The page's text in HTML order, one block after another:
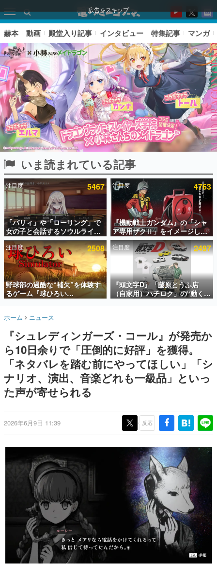
広告をスキップ
ピックアップ
電ファミのいま読まれている記事ランキング
アプリセール情報
インタビュー
連載・特集一覧
殿堂入り記事
SNS拡散数が数千以上！ ページビュー数万以上！ などな
ど。多くの人々に読まれた、電ファミ渾身の“殿堂入り”記
事をまとめました。
名作ゲームクリエイターの方々に製作時のエピソードをお
きます。
赫本
この物語を解いてはいけない。『赫本』は、〈試験問題〉
の形をした短編ホラー小説集です。
新世代に訊く
これからのデジタルゲーム市場を担う若きクリエイター達
ゲーム世代の作家たち
ゲームに多大な影響を受けた作家さんに取材し、ゲームが
日本モバイルゲーム産業史
日本のモバイルゲーム史における主要なトピック・タイト
ルを網羅するほか、開発者へのインタビューや識者による
解説を掲載。約20年の歴史が一望できる決定版！
若ゲのいたり〜ゲームクリエイターの青春〜
『うつヌケ』『ペンと箸』等で知られるマンガ家・田中圭
一先生によるゲーム業界レポートマンガです。
なんでゲームは面白い？
ゲーム開発者・hamatsu氏がゲームの魅力を画面や操作の
具体的な形から解き明かしていく、硬派で骨太な評論連載
赫本 動画 殿堂入り記事 インタビュー 特集記事 マンガ
いま読まれている記事
注目度 5467
「パリィ」や「ローリング」で
女の子と会話するソウルライク
恋愛ゲーム『小早川さんはソウ
ルライク』無料公開。返事に失
敗すると「YOU DIED」
注目度 4763
『機動戦士ガンダム』の「シャ
ア専用ザクⅡ」をイメージした
散水ホースリールが予約開始。
本体にはシャアのパーソナルマ
ークやジオン公国軍のエンブレ
ム、型式番号などを配置
注目度 2508
野球部の過酷な“補欠”を体験す
るゲーム『球ひろい
Simulator』が「1件」のウィッ
対応しSNSで話題に。『キング
プロ野球選手から称賛の声
注目度 2497
『頭文字D』「藤原とうふ店
（自家用）ハチロク」の“動くテ
ィッシュケース”が買えるポップ
ら8月20日までの期間限定で開
催予定
ホーム ニュース
『シュレディンガーズ・コール』が発売か
ら10日余りで「圧倒的に好評」を獲得。
「ネタバレを踏む前にやってほしい」「シ
ナリオ、演出、音楽どれも一級品」といっ
た声が寄せられる
2026年6月9日 11:39 反応